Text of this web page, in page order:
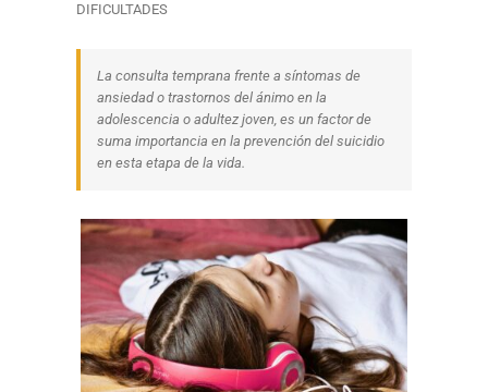
DIFICULTADES
La consulta temprana frente a síntomas de
ansiedad o trastornos del ánimo en la
adolescencia o adultez joven, es un factor de
suma importancia en la prevención del suicidio
en esta etapa de la vida.